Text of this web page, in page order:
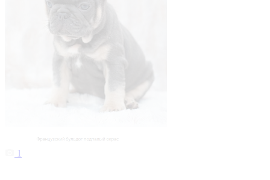
1